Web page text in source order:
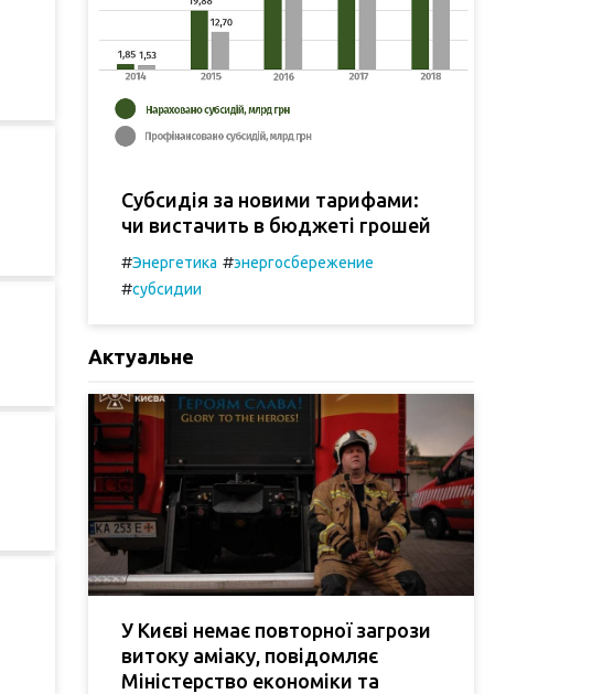
Субсидія за новими тарифами:
чи вистачить в бюджеті грошей
#Энергетика #энергосбережение
#субсидии
Актуальне
У Києві немає повторної загрози
витоку аміаку, повідомляє
Міністерство економіки та